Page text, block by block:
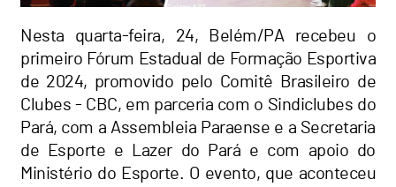
Nesta quarta-feira, 24, Belém/PA recebeu o
primeiro Fórum Estadual de Formação Esportiva
de 2024, promovido pelo Comitê Brasileiro de
Clubes - CBC, em parceria com o Sindiclubes do
Pará, com a Assembleia Paraense e a Secretaria
de Esporte e Lazer do Pará e com apoio do
Ministério do Esporte. O evento, que aconteceu